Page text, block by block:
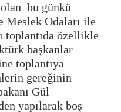
bu günkü
Meslek Odaları ile
toplantıda özellikle
başkanlar
toplantıya
gereğinin
Gül
yapılarak boş